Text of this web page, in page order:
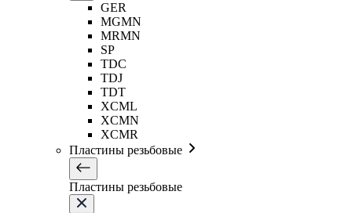
GER
MGMN
MRMN
SP
TDC
TDJ
TDT
XCML
XCMN
XCMR
Пластины резьбовые
Пластины резьбовые